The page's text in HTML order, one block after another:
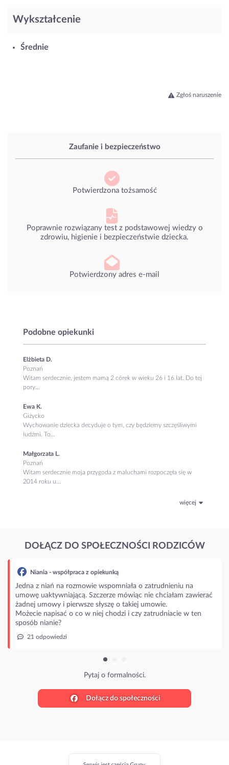
Zaufanie i bezpieczeństwo
Potwierdzona tożsamość
Poprawnie rozwiązany test z podstawowej wiedzy o
zdrowiu, higienie i bezpieczeństwie dziecka.
Potwierdzony adres e-mail
Podobne opiekunki
Elżbieta D.
Poznań
Witam serdecznie, jestem mamą 2 córek w wieku 26 i 16 lat. Do tej
pory...
Ewa K.
Giżycko
Wychowanie dziecka decyduje o tym, czy będziemy szczęśliwymi
ludźmi. To...
Małgorzata L.
Poznań
Witam serdecznie moja przygoda z maluchami rozpoczęła się w
2014 roku u...
więcej
Wykształcenie
Średnie
Zgłoś naruszenie
DOŁĄCZ DO SPOŁECZNOŚCI RODZICÓW
współpraca z opiekunką
na rozmowie wspomniała o zatrudnieniu na
Szczerze mówiąc nie chciałam zawierać
i pierwsze słyszę o takiej umowie.
o co w niej chodzi i czy zatrudniacie w ten
Pytaj o formalności.
Dołącz do społeczności